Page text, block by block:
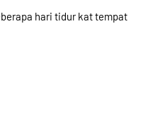
hari tidur kat tempat